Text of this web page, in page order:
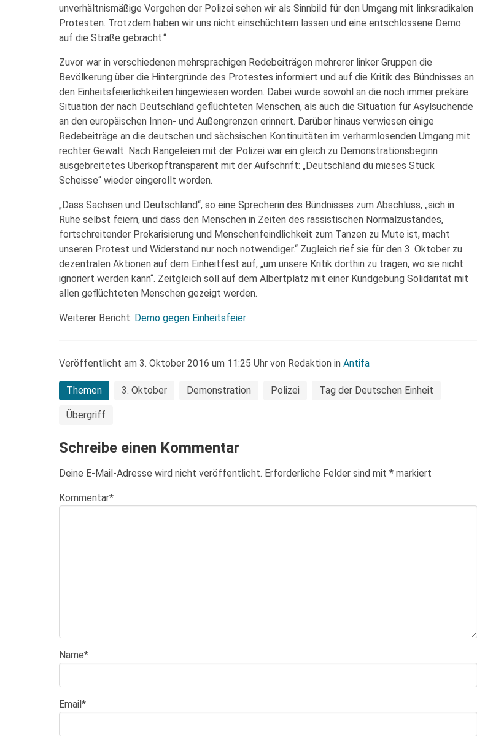
unverhältnismäßige Vorgehen der Polizei sehen wir als Sinnbild für den Umgang mit linksradikalen
Protesten. Trotzdem haben wir uns nicht einschüchtern lassen und eine entschlossene Demo
auf die Straße gebracht.“
Zuvor war in verschiedenen mehrsprachigen Redebeiträgen mehrerer linker Gruppen die
Bevölkerung über die Hintergründe des Protestes informiert und auf die Kritik des Bündnisses an
den Einheitsfeierlichkeiten hingewiesen worden. Dabei wurde sowohl an die noch immer prekäre
Situation der nach Deutschland geflüchteten Menschen, als auch die Situation für Asylsuchende
an den europäischen Innen- und Außengrenzen erinnert. Darüber hinaus verwiesen einige
Redebeiträge an die deutschen und sächsischen Kontinuitäten im verharmlosenden Umgang mit
rechter Gewalt. Nach Rangeleien mit der Polizei war ein gleich zu Demonstrationsbeginn
ausgebreitetes Überkopftransparent mit der Aufschrift: „Deutschland du mieses Stück
Scheisse“ wieder eingerollt worden.
„Dass Sachsen und Deutschland“, so eine Sprecherin des Bündnisses zum Abschluss, „sich in
Ruhe selbst feiern, und dass den Menschen in Zeiten des rassistischen Normalzustandes,
fortschreitender Prekarisierung und Menschenfeindlichkeit zum Tanzen zu Mute ist, macht
unseren Protest und Widerstand nur noch notwendiger.“ Zugleich rief sie für den 3. Oktober zu
dezentralen Aktionen auf dem Einheitfest auf, „um unsere Kritik dorthin zu tragen, wo sie nicht
ignoriert werden kann“. Zeitgleich soll auf dem Albertplatz mit einer Kundgebung Solidarität mit
allen geflüchteten Menschen gezeigt werden.
Weiterer Bericht: Demo gegen Einheitsfeier
Veröffentlicht am 3. Oktober 2016 um 11:25 Uhr von Redaktion in Antifa
Themen 3. Oktober Demonstration Polizei Tag der Deutschen Einheit
Übergriff
Schreibe einen Kommentar
Deine E-Mail-Adresse wird nicht veröffentlicht. Erforderliche Felder sind mit * markiert
Kommentar*
Name*
Email*